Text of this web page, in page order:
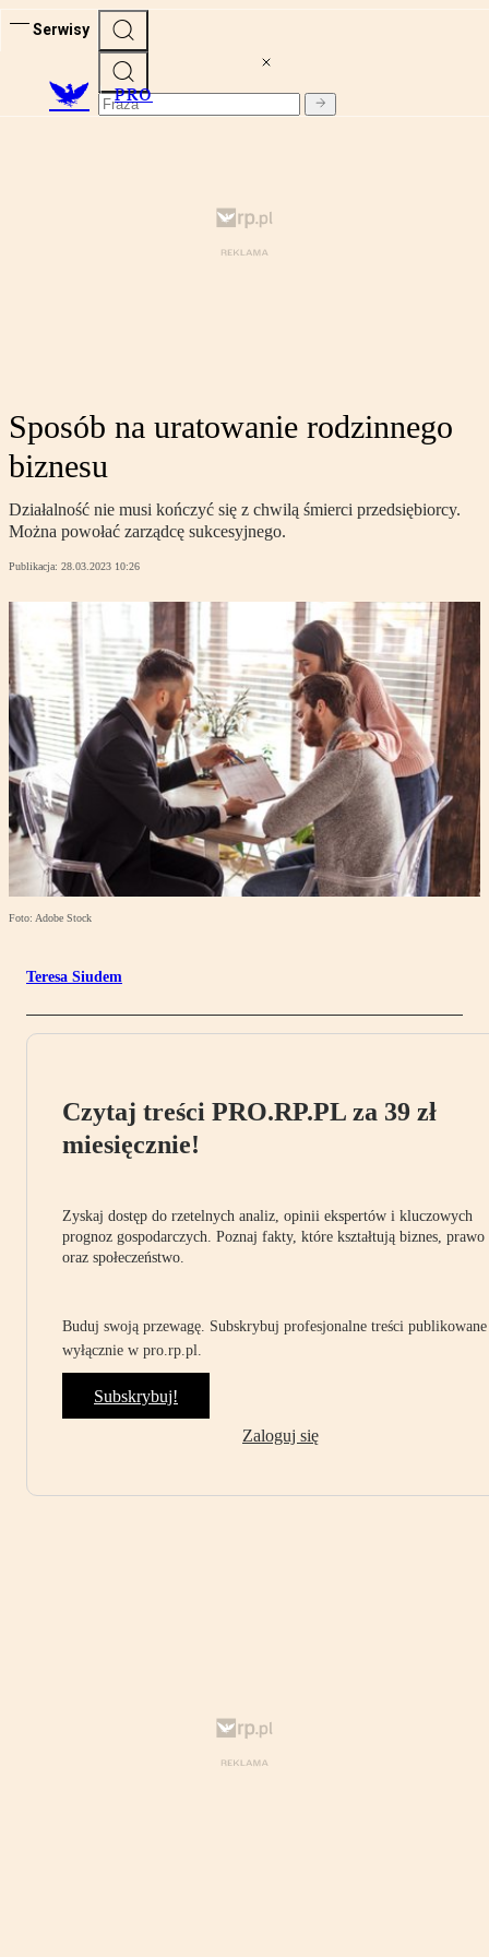
Serwisy
PRO
Sposób na uratowanie rodzinnego
biznesu
Działalność nie musi kończyć się z chwilą śmierci przedsiębiorcy.
Można powołać zarządcę sukcesyjnego.
Publikacja: 28.03.2023 10:26
Foto: Adobe Stock
Teresa Siudem
Czytaj treści PRO.RP.PL za 39 zł
miesięcznie!
Zyskaj dostęp do rzetelnych analiz, opinii ekspertów i kluczowych
prognoz gospodarczych. Poznaj fakty, które kształtują biznes, prawo
oraz społeczeństwo.
Buduj swoją przewagę. Subskrybuj profesjonalne treści publikowane
wyłącznie w pro.rp.pl.
Subskrybuj!
Zaloguj się